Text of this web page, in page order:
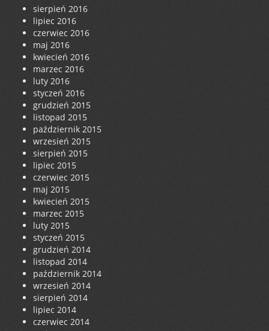
sierpień 2016
lipiec 2016
czerwiec 2016
maj 2016
kwiecień 2016
marzec 2016
luty 2016
styczeń 2016
grudzień 2015
listopad 2015
październik 2015
wrzesień 2015
sierpień 2015
lipiec 2015
czerwiec 2015
maj 2015
kwiecień 2015
marzec 2015
luty 2015
styczeń 2015
grudzień 2014
listopad 2014
październik 2014
wrzesień 2014
sierpień 2014
lipiec 2014
czerwiec 2014